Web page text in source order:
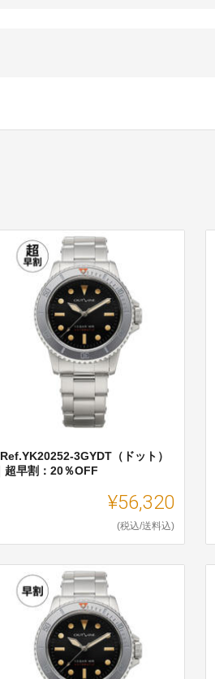
3GYDT（ドット）
超早割：20％OFF
¥56,320
(税込/送料込)